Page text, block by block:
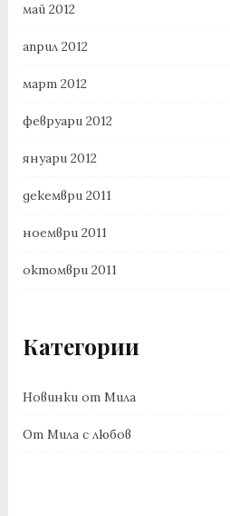
май 2012
април 2012
март 2012
февруари 2012
януари 2012
декември 2011
ноември 2011
октомври 2011
Категории
Новинки от Мила
От Мила с любов